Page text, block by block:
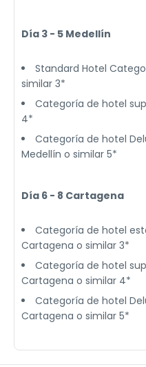
Día 3 - 5 Medellín
Standard Hotel
similar 3*
Categoría de hotel
4*
Categoría de hotel
Medellín o similar 5*
Día 6 - 8 Cartagena
Categoría de hotel
Cartagena o similar 3*
Categoría de hotel
Cartagena o similar 4*
Categoría de hotel
Cartagena o similar 5*